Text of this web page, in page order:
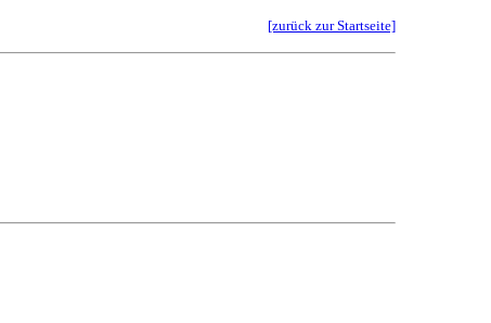
[zurück zur Startseite]